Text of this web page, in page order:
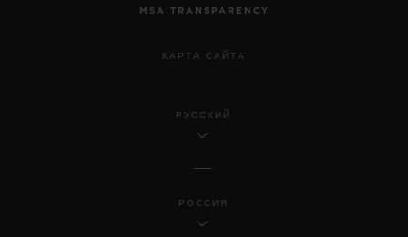
MSA TRANSPARENCY
КАРТА САЙТА
РУССКИЙ
РОССИЯ